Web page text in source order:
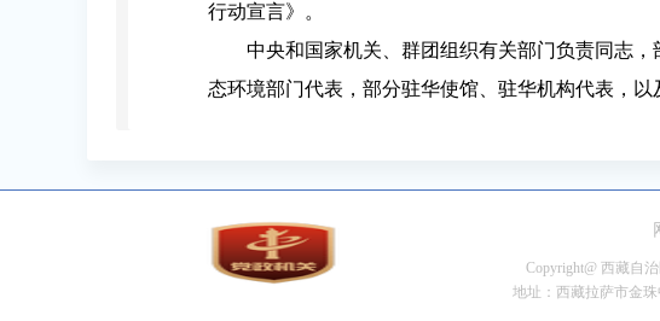
行动宣言》。
中央和国家机关、群团组织有关部门负责同志
态环境部门代表，部分驻华使馆、驻华机构代表，
Copyright@ 西藏自
地址：西藏拉萨市金